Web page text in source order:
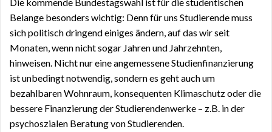
Belange besonders wichtig: Denn für uns Studierende muss
sich politisch dringend einiges ändern, auf das wir seit
Monaten, wenn nicht sogar Jahren und Jahrzehnten,
hinweisen. Nicht nur eine angemessene Studienfinanzierung
ist unbedingt notwendig, sondern es geht auch um
bezahlbaren Wohnraum, konsequenten Klimaschutz oder die
bessere Finanzierung der Studierendenwerke – z.B. in der
psychoszialen Beratung von Studierenden.